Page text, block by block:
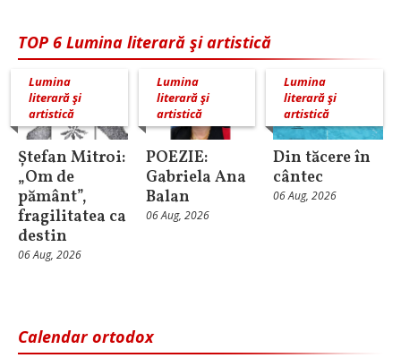
TOP 6 Lumina literară şi artistică
Lumina
literară şi
artistică
Ștefan Mitroi:
„Om de
pământ”,
fragilitatea ca
destin
06 Aug, 2026
Lumina
literară şi
artistică
POEZIE:
Gabriela Ana
Balan
06 Aug, 2026
Lumina
literară şi
artistică
Din tăcere în
cântec
06 Aug, 2026
Calendar ortodox